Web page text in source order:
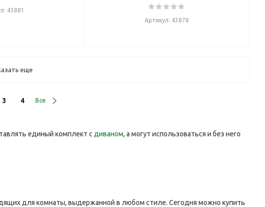
43881
Артикул: 43878
еще
3 4 Все
единый комплект с диваном, а могут использоваться и без него
для комнаты, выдержанной в любом стиле. Сегодня можно купить